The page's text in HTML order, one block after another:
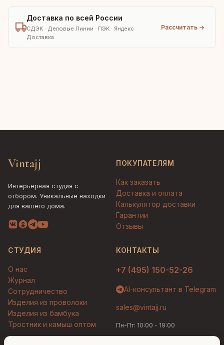
Доставка по всей России
СДЭК · Деловые Линии · ПЭК · Яндекс
Доставка
Рассчитать →
Vintajj
Интерьерная студия с
отбором. Уникальные находки
для вашего дома.
ПОКУПАТЕЛЯМ
Как заказать
Доставка и оплата
Калькулятор доставки
Гарантии
Отзывы
СТУДИЯ
О нас
Журнал
Сотрудничество
Изделия из проволоки
Изделия из бамбука
Тростник и камыш оптом
КОНТАКТЫ
+7 (495) 150-52-26
AI-консультант в Telegram
sales@vintajj.ru
Пн-Пт: 10:00 - 19:00
Людмила